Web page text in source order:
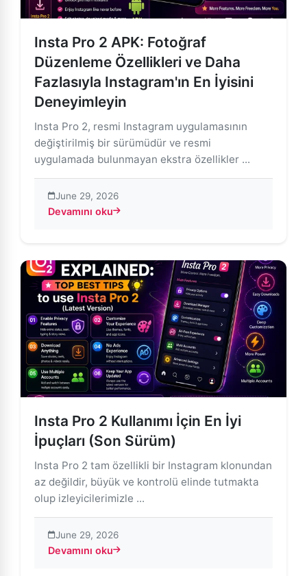
Insta Pro 2 APK: Fotoğraf
Düzenleme Özellikleri ve Daha
Fazlasıyla Instagram'ın En İyisini
Deneyimleyin
Insta Pro 2, resmi Instagram uygulamasının
değiştirilmiş bir sürümüdür ve resmi
uygulamada bulunmayan ekstra özellikler ...
June 29, 2026
Devamını oku
about Insta Pro 2 APK: Fotoğraf Düzenleme
Insta Pro 2 Kullanımı İçin En İyi
İpuçları (Son Sürüm)
Insta Pro 2 tam özellikli bir Instagram klonundan
az değildir, büyük ve kontrolü elinde tutmakta
olup izleyicilerimizle ...
June 29, 2026
Devamını oku
about Insta Pro 2 Kullanımı İçin En İyi İpuçları (Son